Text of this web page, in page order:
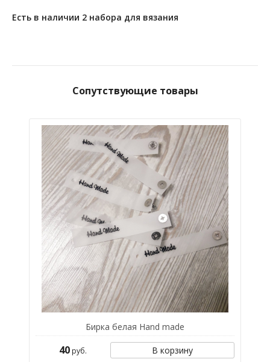
Есть в наличии 2 набора для вязания
Сопутствующие товары
Бирка белая Hand made
40 руб. В корзину